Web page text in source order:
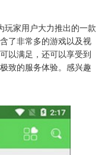
家用户大力推出的一款
了非常多的游戏以及视
以满足，还可以享受到
致的服务体验。感兴趣